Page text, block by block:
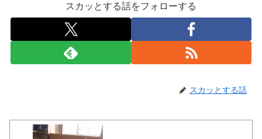
スカッとする話をフォローする
スカッとする話